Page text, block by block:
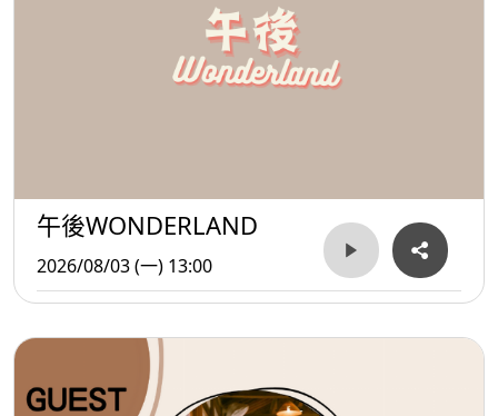
午後WONDERLAND
2026/08/03 (一) 13:00